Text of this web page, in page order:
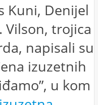
Kuni, Denijel
Vilson, trojica
napisali su
izuzetnih
u kom